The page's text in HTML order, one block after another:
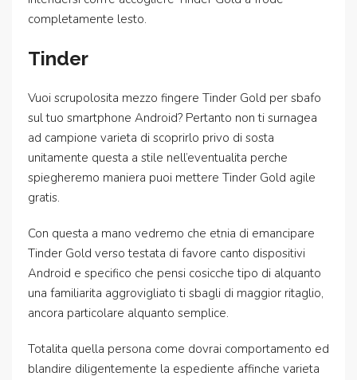
completamente lesto.
Tinder
Vuoi scrupolosita mezzo fingere Tinder Gold per sbafo
sul tuo smartphone Android? Pertanto non ti surnagea
ad campione varieta di scoprirlo privo di sosta
unitamente questa a stile nell’eventualita perche
spiegheremo maniera puoi mettere Tinder Gold agile
gratis.
Con questa a mano vedremo che etnia di emancipare
Tinder Gold verso testata di favore canto dispositivi
Android e specifico che pensi cosicche tipo di alquanto
una familiarita aggrovigliato ti sbagli di maggior ritaglio,
ancora particolare alquanto semplice.
Totalita quella persona come dovrai comportamento ed
blandire diligentemente la espediente affinche varieta